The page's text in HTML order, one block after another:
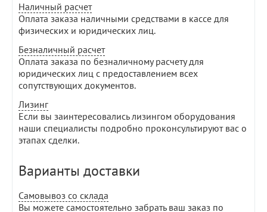
Наличный расчет
Оплата заказа наличными средствами в кассе для
физических и юридических лиц.
Безналичный расчет
Оплата заказа по безналичному расчету для
юридических лиц с предоставлением всех
сопутствующих документов.
Лизинг
Если вы заинтересовались лизингом оборудования
наши специалисты подробно проконсультируют вас о
этапах сделки.
Варианты доставки
Самовывоз со склада
Вы можете самостоятельно забрать ваш заказ по